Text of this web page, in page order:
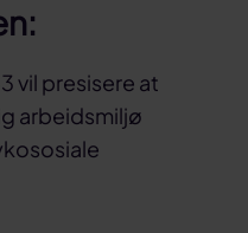
vil presisere at
arbeidsmiljø